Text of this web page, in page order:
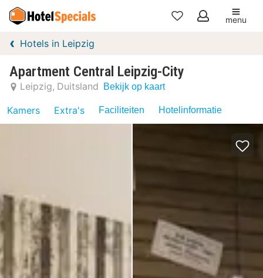
Mijn
menu
Hotels in Leipzig
Apartment Central Leipzig-City
Leipzig Duitsland Bekijk op kaart
Kamers Extra's Faciliteiten Hotelinformatie